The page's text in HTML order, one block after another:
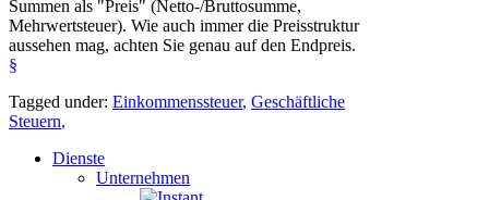
Summen als "Preis" (Netto-/Bruttosumme,
Mehrwertsteuer). Wie auch immer die Preisstruktur
aussehen mag, achten Sie genau auf den Endpreis.
§
Tagged under: Einkommenssteuer, Geschäftliche
Steuern,
Dienste
Unternehmen